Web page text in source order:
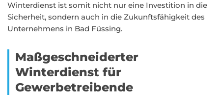
Winterdienst ist somit nicht nur eine Investition in die
Sicherheit, sondern auch in die Zukunftsfähigkeit des
Unternehmens in Bad Füssing.
Maßgeschneiderter
Winterdienst für
Gewerbetreibende